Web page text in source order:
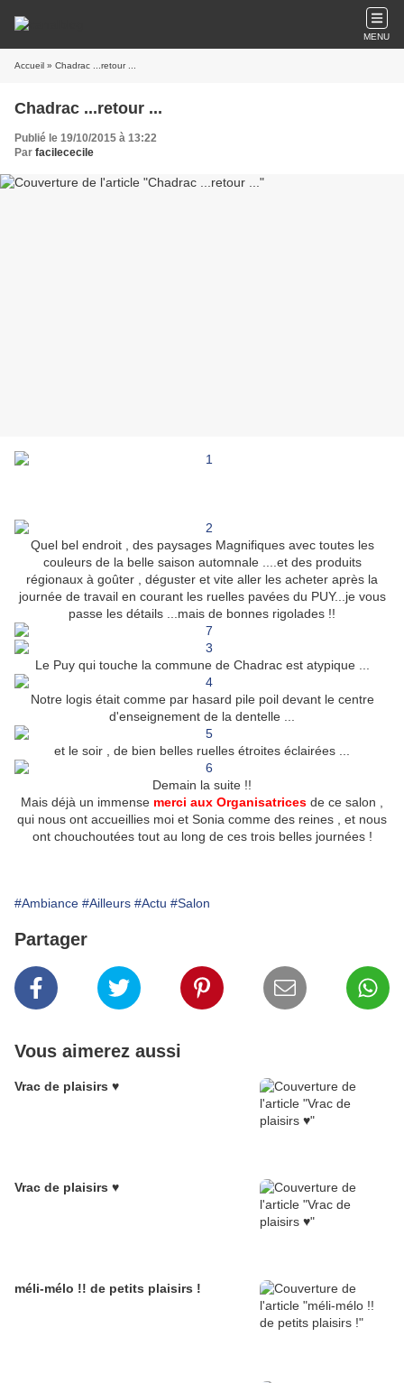
MENU
Accueil » Chadrac ...retour ...
Chadrac ...retour ...
Publié le 19/10/2015 à 13:22
Par facilececile
Quel bel endroit , des paysages Magnifiques avec toutes les
couleurs de la belle saison automnale ....et des produits
régionaux à goûter , déguster et vite aller les acheter après la
journée de travail en courant les ruelles pavées du PUY...je vous
passe les détails ...mais de bonnes rigolades !!
Le Puy qui touche la commune de Chadrac est atypique ...
Notre logis était comme par hasard pile poil devant le centre
d'enseignement de la dentelle ...
et le soir , de bien belles ruelles étroites éclairées ...
Demain la suite !!
Mais déjà un immense merci aux Organisatrices de ce salon ,
qui nous ont accueillies moi et Sonia comme des reines , et nous
ont chouchoutées tout au long de ces trois belles journées !
#Ambiance #Ailleurs #Actu #Salon
Partager
Vous aimerez aussi
Vrac de plaisirs ♥
Vrac de plaisirs ♥
méli-mélo !! de petits plaisirs !